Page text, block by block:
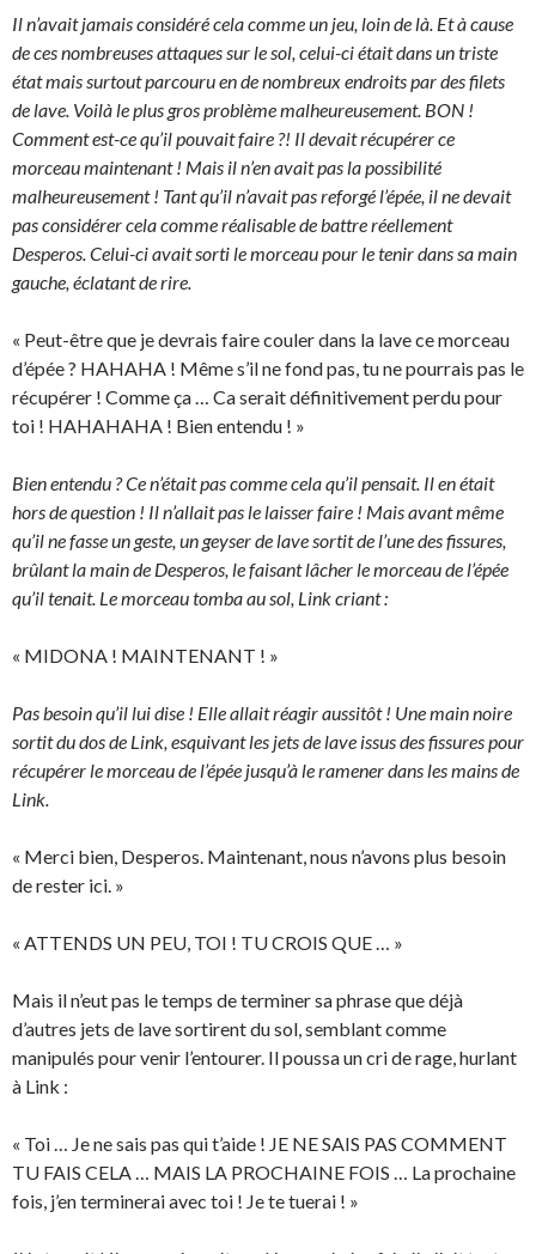
Il n’avait jamais considéré cela comme un jeu, loin de là. Et à cause
de ces nombreuses attaques sur le sol, celui-ci était dans un triste
état mais surtout parcouru en de nombreux endroits par des filets
de lave. Voilà le plus gros problème malheureusement. BON !
Comment est-ce qu’il pouvait faire ?! Il devait récupérer ce
morceau maintenant ! Mais il n’en avait pas la possibilité
malheureusement ! Tant qu’il n’avait pas reforgé l’épée, il ne devait
pas considérer cela comme réalisable de battre réellement
Desperos. Celui-ci avait sorti le morceau pour le tenir dans sa main
gauche, éclatant de rire.
« Peut-être que je devrais faire couler dans la lave ce morceau
d’épée ? HAHAHA ! Même s’il ne fond pas, tu ne pourrais pas le
récupérer ! Comme ça … Ca serait définitivement perdu pour
toi ! HAHAHAHA ! Bien entendu ! »
Bien entendu ? Ce n’était pas comme cela qu’il pensait. Il en était
hors de question ! Il n’allait pas le laisser faire ! Mais avant même
qu’il ne fasse un geste, un geyser de lave sortit de l’une des fissures,
brûlant la main de Desperos, le faisant lâcher le morceau de l’épée
qu’il tenait. Le morceau tomba au sol, Link criant :
« MIDONA ! MAINTENANT ! »
Pas besoin qu’il lui dise ! Elle allait réagir aussitôt ! Une main noire
sortit du dos de Link, esquivant les jets de lave issus des fissures pour
récupérer le morceau de l’épée jusqu’à le ramener dans les mains de
Link.
« Merci bien, Desperos. Maintenant, nous n’avons plus besoin
de rester ici. »
« ATTENDS UN PEU, TOI ! TU CROIS QUE … »
Mais il n’eut pas le temps de terminer sa phrase que déjà
d’autres jets de lave sortirent du sol, semblant comme
manipulés pour venir l’entourer. Il poussa un cri de rage, hurlant
à Link :
« Toi … Je ne sais pas qui t’aide ! JE NE SAIS PAS COMMENT
TU FAIS CELA … MAIS LA PROCHAINE FOIS … La prochaine
fois, j’en terminerai avec toi ! Je te tuerai ! »